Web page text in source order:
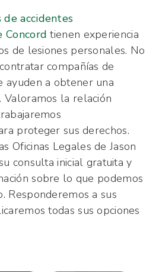
de accidentes
Concord tienen experiencia
de lesiones personales. No
compañías de
ayuden a obtener una
Valoramos la relación
proteger sus derechos.
Oficinas Legales de Jason
consulta inicial gratuita y
sobre lo que podemos
Responderemos a sus
todas sus opciones